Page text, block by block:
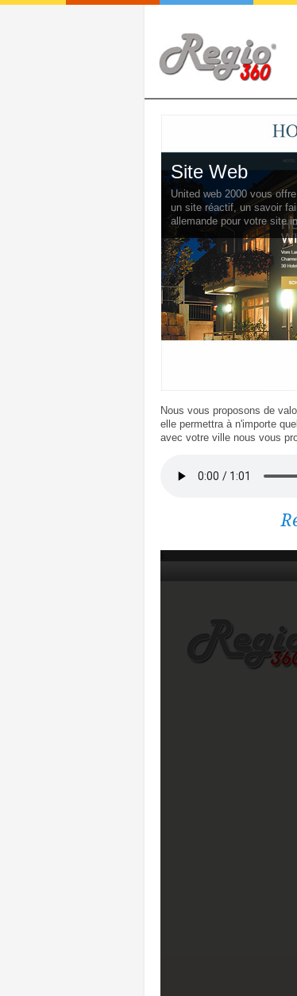
Regio360
Augmentez votre
à notre produit novateur
Nous vous proposons de
elle permettra à n'importe
avec votre ville nous vous